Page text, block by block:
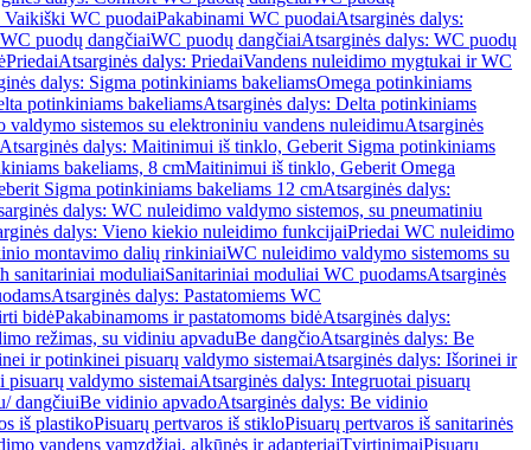
Vaikiški WC puodaiPakabinami WC puodaiAtsarginės dalys:
puodų dangčiaiWC puodų dangčiaiAtsarginės dalys: WC puodų
PriedaiAtsarginės dalys: PriedaiVandens nuleidimo mygtukai ir WC
dalys: Sigma potinkiniams bakeliamsOmega potinkiniams
potinkiniams bakeliamsAtsarginės dalys: Delta potinkiniams
valdymo sistemos su elektroniniu vandens nuleidimuAtsarginės
Atsarginės dalys: Maitinimui iš tinklo, Geberit Sigma potinkiniams
bakeliams, 8 cmMaitinimui iš tinklo, Geberit Omega
Sigma potinkiniams bakeliams 12 cmAtsarginės dalys:
dalys: WC nuleidimo valdymo sistemos, su pneumatiniu
dalys: Vieno kiekio nuleidimo funkcijaiPriedai WC nuleidimo
montavimo dalių rinkiniaiWC nuleidimo valdymo sistemoms su
sanitariniai moduliaiSanitariniai moduliai WC puodamsAtsarginės
Atsarginės dalys: Pastatomiems WC
bidėPakabinamoms ir pastatomoms bidėAtsarginės dalys:
režimas, su vidiniu apvaduBe dangčioAtsarginės dalys: Be
ir potinkinei pisuarų valdymo sistemaiAtsarginės dalys: Išorinei ir
pisuarų valdymo sistemaiAtsarginės dalys: Integruotai pisuarų
dangčiuiBe vidinio apvadoAtsarginės dalys: Be vidinio
iš plastikoPisuarų pertvaros iš stikloPisuarų pertvaros iš sanitarinės
vandens vamzdžiai, alkūnės ir adapteriaiTvirtinimaiPisuarų